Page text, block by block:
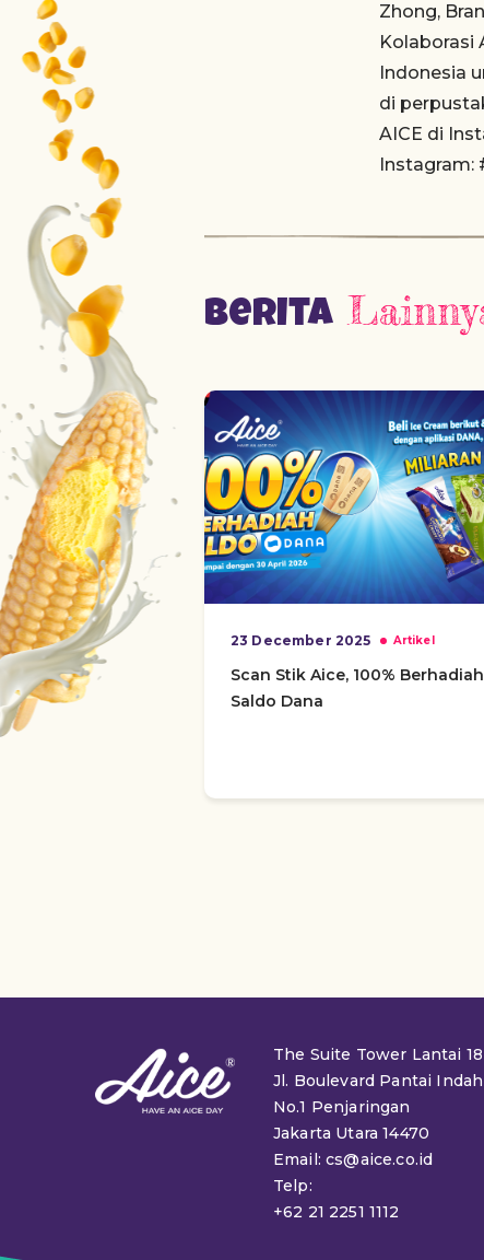
Zhong,
Kolaborasi
Indonesia
di
AICE di
Instagram:
Berita
23 December 2025 Artikel
Scan Stik Aice, 100% Berhadiah
Saldo Dana
The Suite Tower Lantai 18
Jl. Boulevard Pantai
No.1 Penjaringan
Jakarta Utara 14470
Email: cs@aice.co.id
Telp:
+62 21 2251 1112